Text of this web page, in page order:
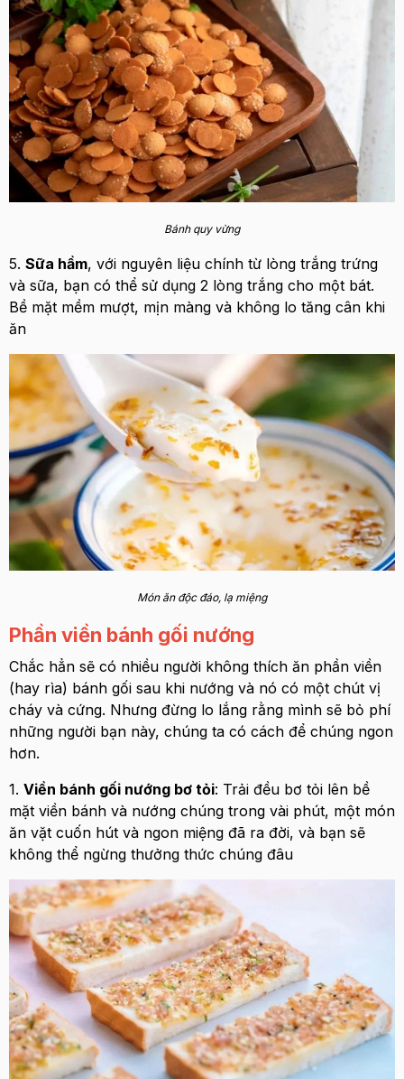
Bánh quy vừng
5. Sữa hầm, với nguyên liệu chính từ lòng trắng trứng
và sữa, bạn có thể sử dụng 2 lòng trắng cho một bát.
Bề mặt mềm mượt, mịn màng và không lo tăng cân khi
ăn
Món ăn độc đáo, lạ miệng
Phần viền bánh gối nướng
Chắc hẳn sẽ có nhiều người không thích ăn phần viền
(hay rìa) bánh gối sau khi nướng và nó có một chút vị
cháy và cứng. Nhưng đừng lo lắng rằng mình sẽ bỏ phí
những người bạn này, chúng ta có cách để chúng ngon
hơn.
1. Viền bánh gối nướng bơ tỏi: Trải đều bơ tỏi lên bề
mặt viền bánh và nướng chúng trong vài phút, một món
ăn vặt cuốn hút và ngon miệng đã ra đời, và bạn sẽ
không thể ngừng thưởng thức chúng đâu